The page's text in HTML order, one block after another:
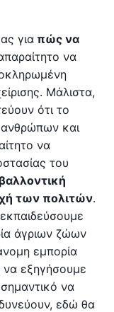
για πώς να
να
Μάλιστα,
ότι το
ανθρώπων και
να
του
των πολιτών.
άγριων ζώων
εμπορία
να εξηγήσουμε
να
εδώ θα